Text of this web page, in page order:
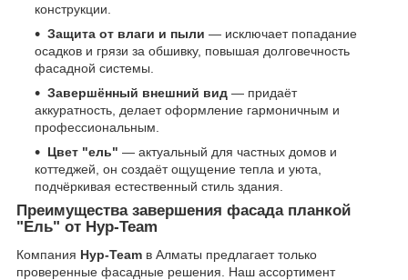
конструкции.
Защита от влаги и пыли — исключает попадание
осадков и грязи за обшивку, повышая долговечность
фасадной системы.
Завершённый внешний вид — придаёт
аккуратность, делает оформление гармоничным и
профессиональным.
Цвет "ель" — актуальный для частных домов и
коттеджей, он создаёт ощущение тепла и уюта,
подчёркивая естественный стиль здания.
Преимущества завершения фасада планкой
"Ель" от Нур-Team
Компания Нур-Team в Алматы предлагает только
проверенные фасадные решения. Наш ассортимент